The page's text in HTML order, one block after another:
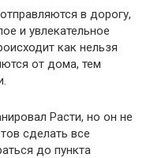
в дорогу,
и увлекательное
как нельзя
от дома, тем
Расти, но он не
сделать все
до пункта